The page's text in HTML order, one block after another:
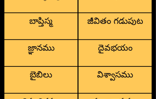
బాప్తిస్మ
జ్ఞానము
బైబిలు
జీవితం గడుపుట
దైవభయం
విశ్వాసము